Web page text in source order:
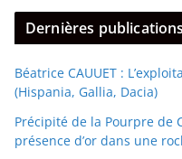
Dernières publications
Béatrice CAUUET :
(Hispania, Gallia, Dacia)
Précipité de la Pourpre de
présence d’or dans une